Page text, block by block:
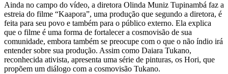
Ainda no campo do vídeo, a diretora Olinda Muniz Tupinambá faz a
estreia do filme “Kaapora”, uma produção que segundo a diretora, é
feita para seu povo e também para o público externo. Ela explica
que o filme é uma forma de fortalecer a cosmovisão de sua
comunidade, embora também se preocupe com o que o não índio irá
entender sobre sua produção. Assim como Daiara Tukano,
reconhecida ativista, apresenta uma série de pinturas, os Hori, que
propõem um diálogo com a cosmovisão Tukano.